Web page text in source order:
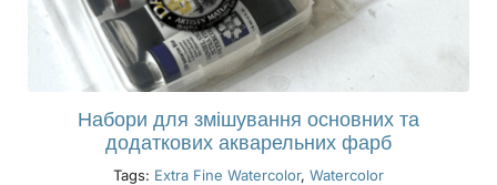
Набори для змішування основних та
додаткових акварельних фарб
Tags: Extra Fine Watercolor, Watercolor